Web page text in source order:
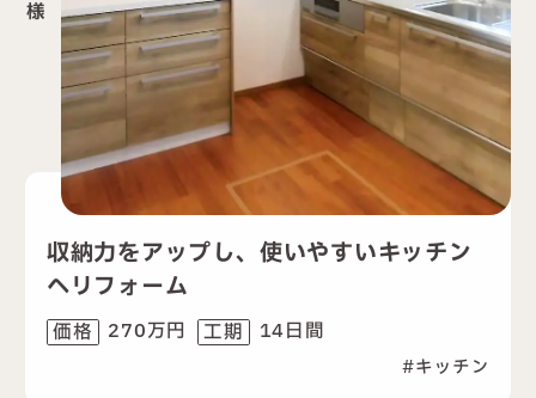
様
収納力をアップし、使いやすいキッチン
へリフォーム
価格 270万円 工期 14日間
キッチン